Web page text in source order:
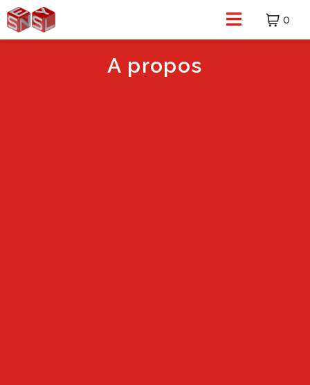
0
A propos